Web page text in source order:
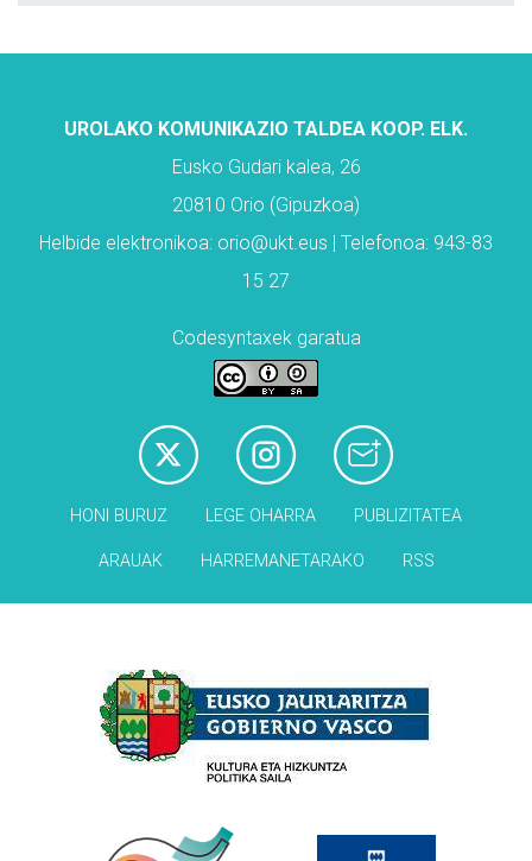
UROLAKO KOMUNIKAZIO TALDEA KOOP. ELK.
Eusko Gudari kalea, 26
20810 Orio (Gipuzkoa)
Helbide elektronikoa: orio@ukt.eus | Telefonoa: 943-83
15 27
Codesyntaxek garatua
HONI BURUZ LEGE OHARRA PUBLIZITATEA
ARAUAK HARREMANETARAKO RSS